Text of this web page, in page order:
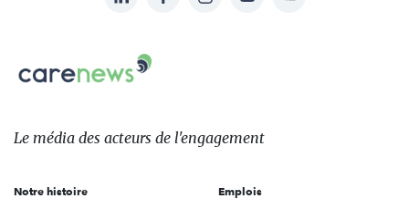
sur:
Carenews,
Le
des
l'engagement
Le média des acteurs de l'engagement
Notre histoire
Emplois